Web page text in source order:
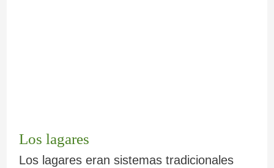
Los lagares
Los lagares eran sistemas tradicionales